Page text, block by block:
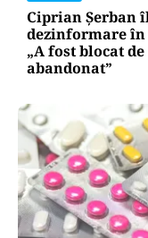
Ciprian Șerban
dezinformare
„A fost blocat
abandonat”